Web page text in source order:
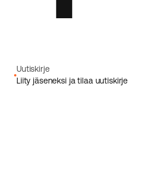
Uutiskirje
Liity jäseneksi ja tilaa uutiskirje